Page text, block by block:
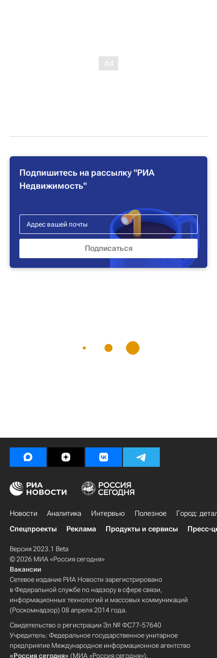
Подпишитесь на рассылку "РИА
Недвижимость"
Новости Аналитика Интервью Полезное
Город:
Спецпроекты
Реклама Продукты и сервисы Пресс-
Версия 2023.1 Beta
© 2026 МИА «Россия сегодня»
Вакансии
Сетевое издание РИА Новости зарегистрировано
в Федеральной службе по надзору в сфере связи,
информационных технологий и массовых коммуникаций
(Роскомнадзор) 08 апреля 2014 года.
Свидетельство о регистрации Эл № ФС77-57640
Учредитель: Федеральное государственное унитарное
предприятие Международное информационное агентство
«Россия сегодня» (МИА «Россия сегодня»).